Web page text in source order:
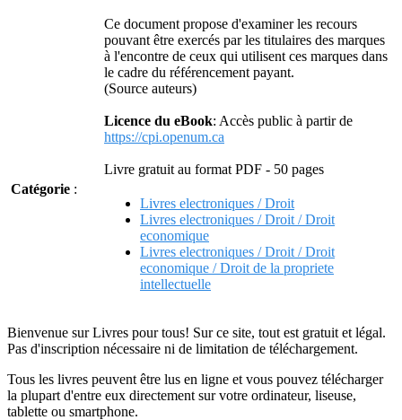
Ce document propose d'examiner les recours
pouvant être exercés par les titulaires des marques
à l'encontre de ceux qui utilisent ces marques dans
le cadre du référencement payant.
(Source auteurs)
Licence du eBook: Accès public à partir de
https://cpi.openum.ca
Livre gratuit au format PDF - 50 pages
Catégorie :
Livres electroniques / Droit
Livres electroniques / Droit / Droit
economique
Livres electroniques / Droit / Droit
economique / Droit de la propriete
intellectuelle
Bienvenue sur Livres pour tous! Sur ce site, tout est gratuit et légal.
Pas d'inscription nécessaire ni de limitation de téléchargement.
Tous les livres peuvent être lus en ligne et vous pouvez télécharger
la plupart d'entre eux directement sur votre ordinateur, liseuse,
tablette ou smartphone.